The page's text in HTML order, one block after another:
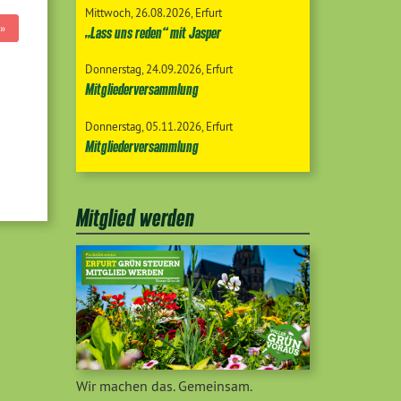
Mittwoch 26.08.2026 Erfurt
„Lass uns reden“ mit Jasper
Donnerstag 24.09.2026 Erfurt
Mitgliederversammlung
Donnerstag 05.11.2026 Erfurt
Mitgliederversammlung
Mitglied werden
Wir machen das. Gemeinsam.